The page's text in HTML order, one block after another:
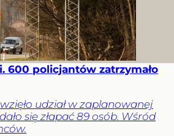
600 policjantów zatrzymało
udział w zaplanowanej
się złapać 89 osób. Wśród